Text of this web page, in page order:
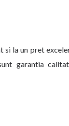
la un pret
garantia